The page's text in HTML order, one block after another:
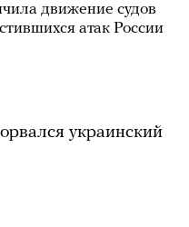
движение судов
атак России
украинский